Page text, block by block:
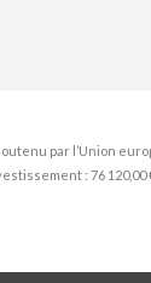
par l’Union
: 76 120,00